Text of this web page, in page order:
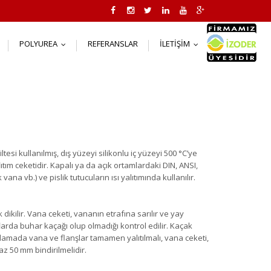
POLYUREA REFERANSLAR İLETIŞIM
kullanılmış, dış yüzeyi silikonlu iç yüzeyi 500 °C’ye
ceketidir. Kapalı ya da açık ortamlardaki DIN, ANSI,
vb.) ve pislik tutucuların ısı yalıtımında kullanılır.
Vana ceketi, vananın etrafına sarılır ve yay
buhar kaçağı olup olmadığı kontrol edilir. Kaçak
vana ve flanşlar tamamen yalıtılmalı, vana ceketi,
50 mm bindirilmelidir.